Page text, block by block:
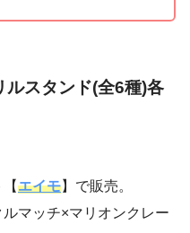
ルスタンド(全6種)各
エイモ】で販売。
マッチ×マリオンクレー